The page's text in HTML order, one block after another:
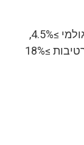
תכולה תזונתית: חלבון גולמי ≥60%, שומן גולמי ≥4.5%,